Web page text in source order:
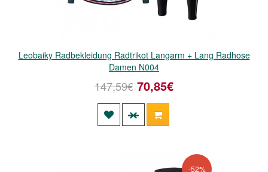
Leobaiky Radbekleidung Radtrikot Langarm + Lang Radhose
Damen N004
147,59€ 70,85€
-52%